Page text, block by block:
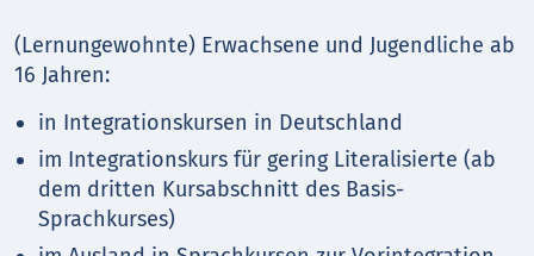
(Lernungewohnte) Erwachsene und Jugendliche ab
16 Jahren:
in Integrationskursen in Deutschland
im Integrationskurs für gering Literalisierte (ab
dem dritten Kursabschnitt des Basis-
Sprachkurses)